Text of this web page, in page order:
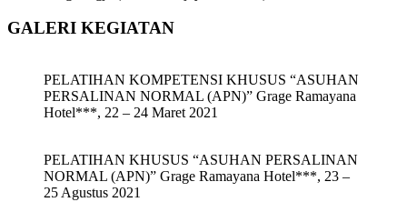
GALERI KEGIATAN
PELATIHAN KOMPETENSI KHUSUS “ASUHAN
PERSALINAN NORMAL (APN)” Grage Ramayana
Hotel***, 22 – 24 Maret 2021
PELATIHAN KHUSUS “ASUHAN PERSALINAN
NORMAL (APN)” Grage Ramayana Hotel***, 23 –
25 Agustus 2021